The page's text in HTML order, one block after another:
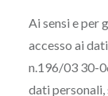
Ai sensi e
accesso ai
n.196/03 30-
dati personali,